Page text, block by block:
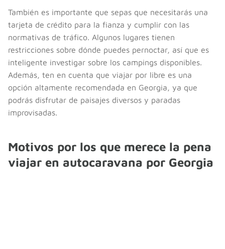
También es importante que sepas que necesitarás una
tarjeta de crédito para la fianza y cumplir con las
normativas de tráfico. Algunos lugares tienen
restricciones sobre dónde puedes pernoctar, así que es
inteligente investigar sobre los campings disponibles.
Además, ten en cuenta que viajar por libre es una
opción altamente recomendada en Georgia, ya que
podrás disfrutar de paisajes diversos y paradas
improvisadas.
Motivos por los que merece la pena
viajar en autocaravana por Georgia